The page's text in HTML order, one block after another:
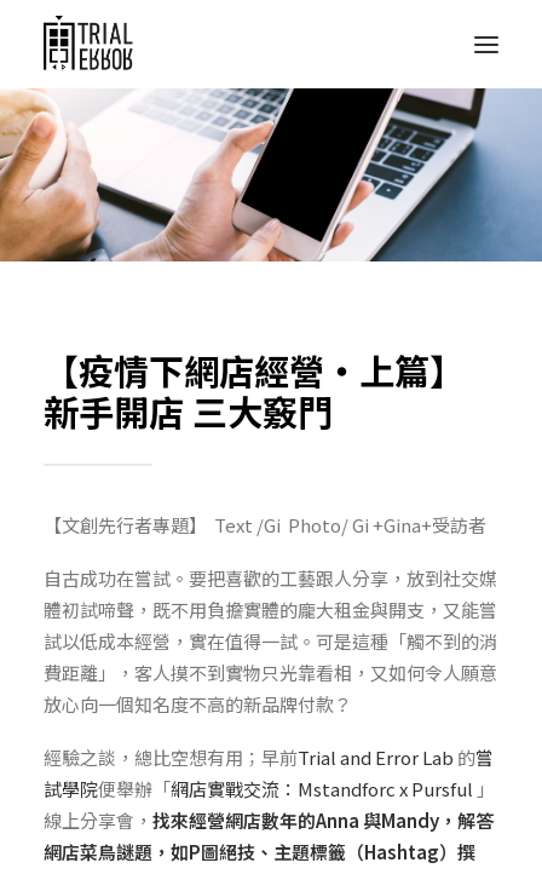
【疫情下網店經營‧上篇】
新手開店 三大竅門
【文創先行者專題】 Text /Gi Photo/ Gi +Gina+受訪者
自古成功在嘗試。要把喜歡的工藝跟人分享，放到社交媒
體初試啼聲，既不用負擔實體的龐大租金與開支，又能嘗
試以低成本經營，實在值得一試。可是這種「觸不到的消
費距離」，客人摸不到實物只光靠看相，又如何令人願意
放心向一個知名度不高的新品牌付款？
經驗之談，總比空想有用；早前Trial and Error Lab 的嘗
試學院便舉辦「網店實戰交流：Mstandforc x Pursful 」
線上分享會， 找來經營網店數年的Anna 與Mandy，解答
網店菜鳥謎題，如P圖絕技、主題標籤（Hashtag）撰